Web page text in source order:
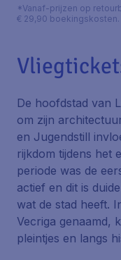
*Vanaf-prijzen op
€ 29,90 boekingskosten.
De hoofdstad van
om zijn
en Jugendstill
rijkdom tijdens het
periode was de
actief en dit is
wat de stad heeft.
Vecriga genaamd,
pleintjes en langs